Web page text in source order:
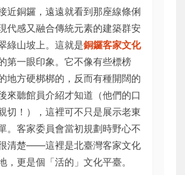
近銅鑼，遠遠就看到那座線條俐
代感又融合傳統元素的建築群安
綠山坡上。這就是銅鑼客家文化
第一眼印象。它不像有些標榜
地方硬梆梆的，反而有種開闊的
來聽館員介紹才知道（他們的口
切！），這裡可不只是展示老東
。客家委員會當初規劃時野心不
清楚——這裡是北臺灣客家文化
，更是個「活的」文化平臺。